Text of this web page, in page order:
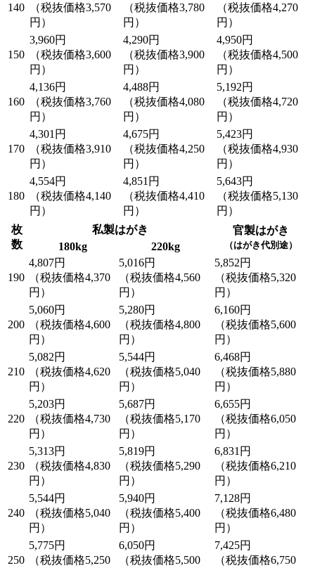
140
（税抜価格3,570
円）
（税抜価格3,780
円）
（税抜価格4,270
円）
150
3,960円
（税抜価格3,600
円）
4,290円
（税抜価格3,900
円）
4,950円
（税抜価格4,500
円）
160
4,136円
（税抜価格3,760
円）
4,488円
（税抜価格4,080
円）
5,192円
（税抜価格4,720
円）
170
4,301円
（税抜価格3,910
円）
4,675円
（税抜価格4,250
円）
5,423円
（税抜価格4,930
円）
180
4,554円
（税抜価格4,140
円）
4,851円
（税抜価格4,410
円）
5,643円
（税抜価格5,130
円）
枚
数
私製はがき 官製はがき
（はがき代別途）
180kg 220kg
190
4,807円
（税抜価格4,370
円）
5,016円
（税抜価格4,560
円）
5,852円
（税抜価格5,320
円）
200
5,060円
（税抜価格4,600
円）
5,280円
（税抜価格4,800
円）
6,160円
（税抜価格5,600
円）
210
5,082円
（税抜価格4,620
円）
5,544円
（税抜価格5,040
円）
6,468円
（税抜価格5,880
円）
220
5,203円
（税抜価格4,730
円）
5,687円
（税抜価格5,170
円）
6,655円
（税抜価格6,050
円）
230
5,313円
（税抜価格4,830
円）
5,819円
（税抜価格5,290
円）
6,831円
（税抜価格6,210
円）
240
5,544円
（税抜価格5,040
円）
5,940円
（税抜価格5,400
円）
7,128円
（税抜価格6,480
円）
250
5,775円
（税抜価格5,250
6,050円
（税抜価格5,500
7,425円
（税抜価格6,750